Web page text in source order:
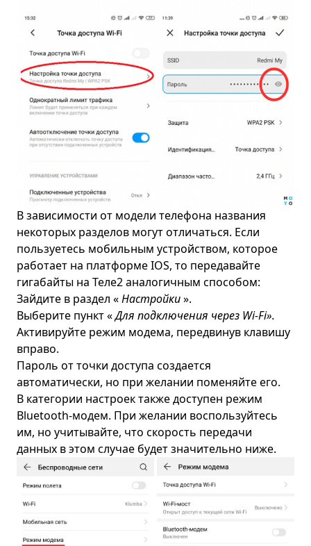
В зависимости от модели телефона названия
некоторых разделов могут отличаться. Если
пользуетесь мобильным устройством, которое
работает на платформе IOS, то передавайте
гигабайты на Теле2 аналогичным способом:
Зайдите в раздел «Настройки».
Выберите пункт «Для подключения через Wi-Fi».
Активируйте режим модема, передвинув клавишу
вправо.
Пароль от точки доступа создается
автоматически, но при желании поменяйте его.
В категории настроек также доступен режим
Bluetooth-модем. При желании воспользуйтесь
им, но учитывайте, что скорость передачи
данных в этом случае будет значительно ниже.